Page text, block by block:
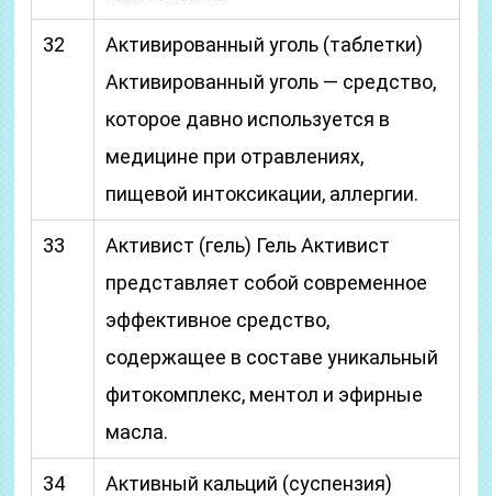
32
Активированный уголь (таблетки)
Активированный уголь — средство,
которое давно используется в
медицине при отравлениях,
пищевой интоксикации, аллергии.
33
Активист (гель) Гель Активист
представляет собой современное
эффективное средство,
содержащее в составе уникальный
фитокомплекс, ментол и эфирные
масла.
34
Активный кальций (суспензия)